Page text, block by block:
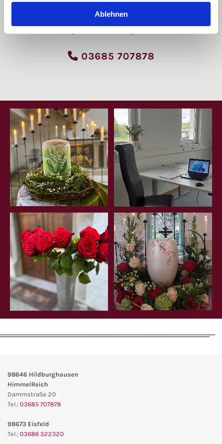
Ablehnen
24 Stunden Service
 03685 707878
98646 Hildburghausen
HimmelReich
Dammstraße 20
Tel.: 03685 707878
98673 Eisfeld
Tel.: 03686 322320